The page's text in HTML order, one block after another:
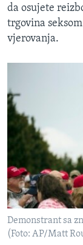
da osujete
trgovina
vjerovanja.
Demonstrant sa
(Foto: AP/Matt